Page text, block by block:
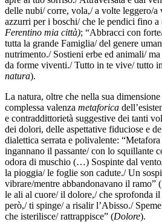
delle nubi/ corre, vola,/ a volte leggero/
azzurri per i boschi/ che le pendici fino a
Ferentino mia città); “Abbracci con
tutta la grande Famiglia/ del genere
nutrimento./ Sostieni erbe ed animali/
da forme viventi./ Tutto in te vive/ tutto
natura).
La natura, oltre che nella sua
complessa valenza metaforica
e contraddittorietà suggestive dei tanti
dei dolori, delle aspettative fiduciose e
dialettica serrata e polivalente:
ingannano il passante/ con lo squillante
odora di muschio (…) Sospinte dal
la pioggia/ le foglie son cadute./ Un
vibrare/mentre abbandonavano il ramo” (
le ali al cuore/ il dolore,/ che sprofonda
però,/ ti spinge/ a risalir l’Abisso./
che isterilisce/ rattrappisce” (Dolore).